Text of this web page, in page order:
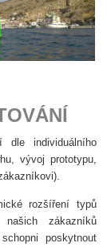
individuálního
vývoj prototypu,
rozšíření typů
zákazníků
poskytnout